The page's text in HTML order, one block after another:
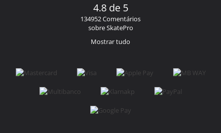
4.8 de 5
134952 Comentários
sobre SkatePro
Mostrar tudo